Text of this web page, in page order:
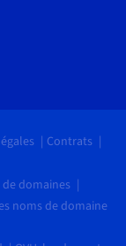
Contrats
domaines
noms de domaine